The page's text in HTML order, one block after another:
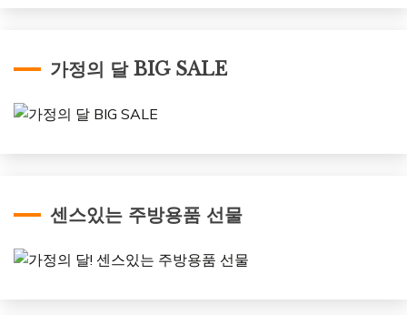
가정의 달 BIG SALE
센스있는 주방용품 선물